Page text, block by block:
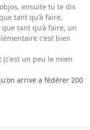
ensuite tu te dis
tant qu'à faire,
tant qu'à faire, un
c'est bien
(c'est un peu le mien
arrive a fédérer 200